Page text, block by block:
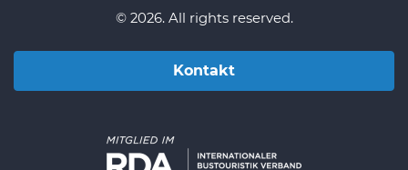
© 2026. All rights reserved.
Kontakt